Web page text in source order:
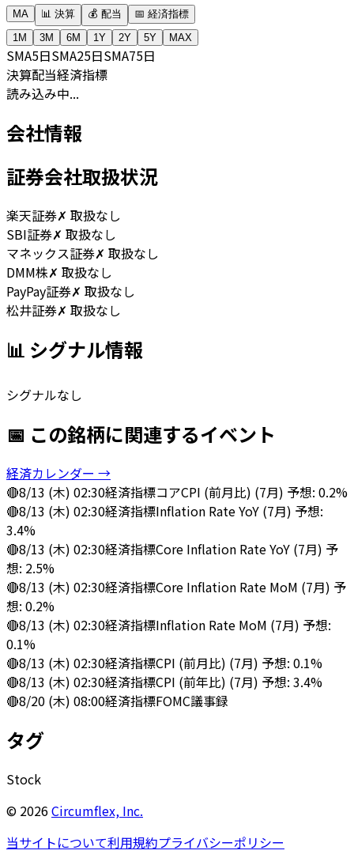
MA 📊 決算 💰 配当
📅 経済指標
1M
3M 6M 1Y 2Y 5Y MAX
SMA5日SMA25日SMA75日
決算配当経済指標
読み込み中...
会社情報
証券会社取扱状況
楽天証券✗ 取扱なし
SBI証券✗ 取扱なし
マネックス証券✗ 取扱なし
DMM株✗ 取扱なし
PayPay証券✗ 取扱なし
松井証券✗ 取扱なし
📊 シグナル情報
シグナルなし
📅 この銘柄に関連するイベント
経済カレンダー →
🔴8/13 (木) 02:30経済指標コアCPI (前月比) (7月) 予想: 0.2%
🔴8/13 (木) 02:30経済指標Inflation Rate YoY (7月) 予想:
3.4%
🔴8/13 (木) 02:30経済指標Core Inflation Rate YoY (7月) 予
想: 2.5%
🔴8/13 (木) 02:30経済指標Core Inflation Rate MoM (7月) 予
想: 0.2%
🔴8/13 (木) 02:30経済指標Inflation Rate MoM (7月) 予想:
0.1%
🔴8/13 (木) 02:30経済指標CPI (前月比) (7月) 予想: 0.1%
🔴8/13 (木) 02:30経済指標CPI (前年比) (7月) 予想: 3.4%
🔴8/20 (木) 08:00経済指標FOMC議事録
タグ
Stock
© 2026Circumflex, Inc.
当サイトについて利用規約プライバシーポリシー